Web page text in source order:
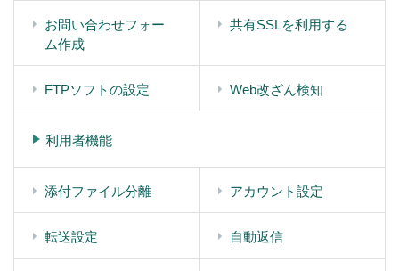
お問い合わせフォー
ム作成
共有SSLを利用する
FTPソフトの設定 Web改ざん検知
利用者機能
添付ファイル分離 アカウント設定
転送設定 自動返信